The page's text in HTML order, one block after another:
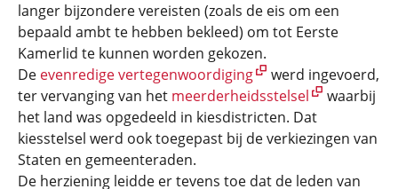
langer bijzondere vereisten (zoals de eis om een
bepaald ambt te hebben bekleed) om tot Eerste
Kamerlid te kunnen worden gekozen.
De evenredige vertegenwoordiging
werd ingevoerd,
ter vervanging van het meerderheidsstelsel
waarbij
het land was opgedeeld in kiesdistricten. Dat
kiesstelsel werd ook toegepast bij de verkiezingen van
Staten en gemeenteraden.
De herziening leidde er tevens toe dat de leden van